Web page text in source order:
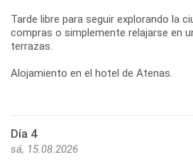
Tarde libre para seguir explorando la
compras o simplemente relajarse en
terrazas.
Alojamiento en el hotel de Atenas.
Día 4
sá, 15.08.2026